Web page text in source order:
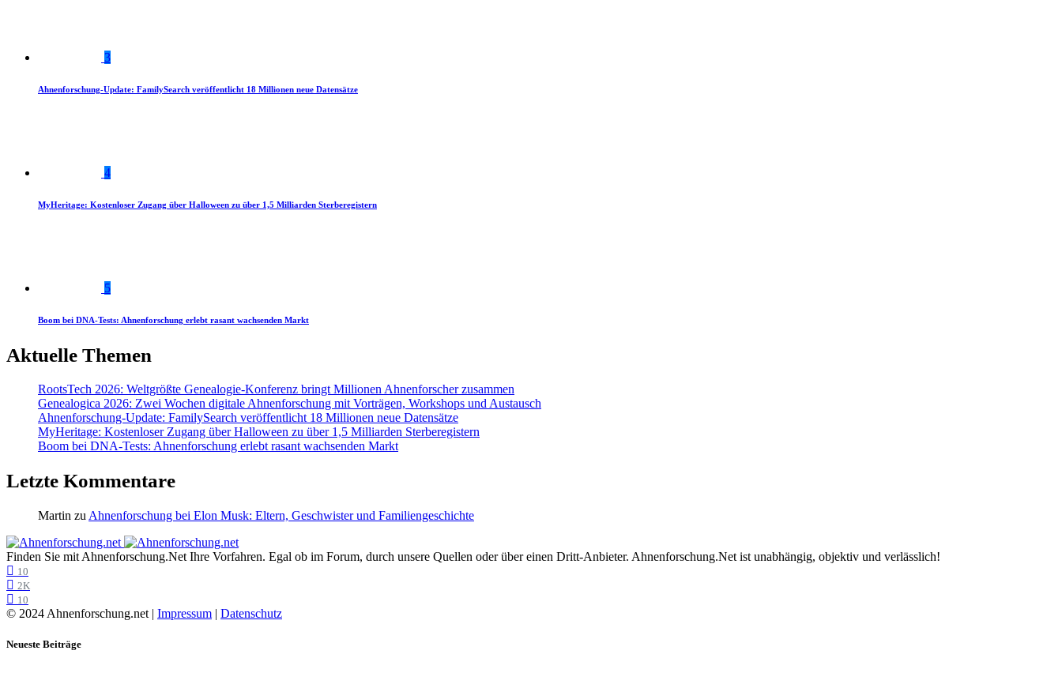
3
Ahnenforschung-Update: FamilySearch veröffentlicht 18 Millionen neue Datensätze
4
MyHeritage: Kostenloser Zugang über Halloween zu über 1,5 Milliarden Sterberegistern
5
Boom bei DNA-Tests: Ahnenforschung erlebt rasant wachsenden Markt
Aktuelle Themen
RootsTech 2026: Weltgrößte Genealogie-Konferenz bringt Millionen Ahnenforscher zusammen
Genealogica 2026: Zwei Wochen digitale Ahnenforschung mit Vorträgen, Workshops und Austausch
Ahnenforschung-Update: FamilySearch veröffentlicht 18 Millionen neue Datensätze
MyHeritage: Kostenloser Zugang über Halloween zu über 1,5 Milliarden Sterberegistern
Boom bei DNA-Tests: Ahnenforschung erlebt rasant wachsenden Markt
Letzte Kommentare
Martin zu Ahnenforschung bei Elon Musk: Eltern, Geschwister und Familiengeschichte
Finden Sie mit Ahnenforschung.Net Ihre Vorfahren. Egal ob im Forum, durch unsere Quellen oder über einen Dritt-Anbieter. Ahnenforschung.Net ist unabhängig, objektiv und verlässlich!
10
2K
10
© 2024 Ahnenforschung.net | Impressum | Datenschutz
Neueste Beiträge